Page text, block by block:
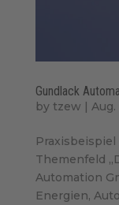
Gundlack
by tzew |
Praxisbeispiel
Themenfeld
Automation
Energien,